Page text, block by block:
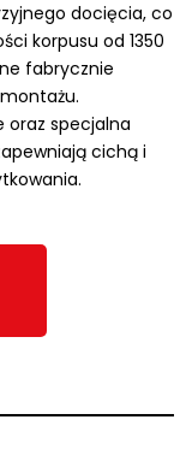
docięcia, co
korpusu od 1350
fabrycznie
oraz specjalna
cichą i